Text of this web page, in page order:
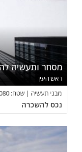
מסחר ותעשיה
ראש העין
מבני תעשיה
שטח:
נכס להשכרה